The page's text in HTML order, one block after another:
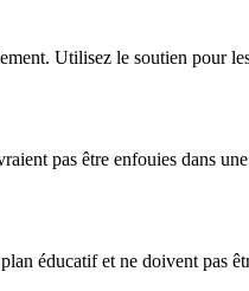
Utilisez le soutien pour
pas être enfouies dans
éducatif et ne doivent pas